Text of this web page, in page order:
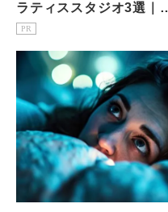
ラティススタジオ3選｜1
回1,650円〜マシン・安さ
PR